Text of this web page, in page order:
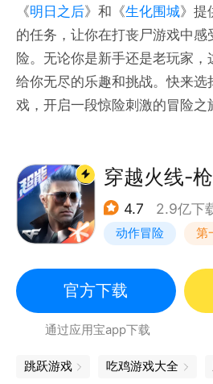
《明日之后》和《生化围城》提
的任务，让你在打丧尸游戏中感
险。无论你是新手还是老玩家
给你无尽的乐趣和挑战。快来选
戏，开启一段惊险刺激的冒险之
穿越火线-
4.7 2.9亿下
动作冒险 第
官方下载
通过应用宝app下载
跳跃游戏 吃鸡游戏大全